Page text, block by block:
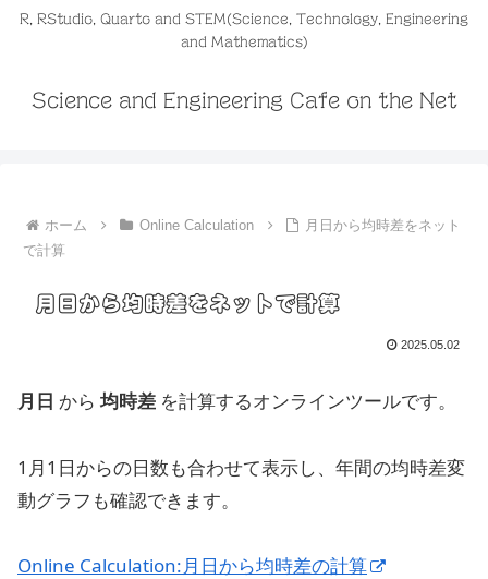
R, RStudio, Quarto and STEM(Science, Technology, Engineering
and Mathematics)
Science and Engineering Cafe on the Net
ホーム Online Calculation
月日から均時差をネット
で計算
月日から均時差をネットで計算
2025.05.02
月日 から 均時差 を計算するオンラインツールです。
1月1日からの日数も合わせて表示し、年間の均時差変
動グラフも確認できます。
Online Calculation:月日から均時差の計算